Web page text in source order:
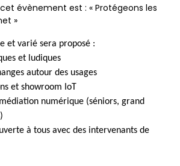
évènement est : « Protégeons les
»
et varié sera proposé :
et ludiques
autour des usages
et showroom IoT
numérique (séniors, grand
à tous avec des intervenants de